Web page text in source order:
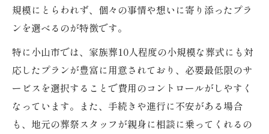
規模にとらわれず、個々の事情や想いに寄り添ったプラ
ンを選べるのが特徴です。
特に小山市では、家族葬10人程度の小規模な葬式にも対
応したプランが豊富に用意されており、必要最低限のサ
ービスを選択することで費用のコントロールがしやすく
なっています。また、手続きや進行に不安がある場合
も、地元の葬祭スタッフが親身に相談に乗ってくれるの